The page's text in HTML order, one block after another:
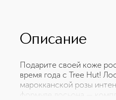
Описание
Подарите своей коже
время года с Tree Hut!
марокканской розы
формуле лосьона —